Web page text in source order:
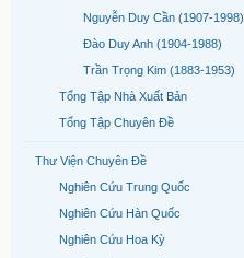
Nguyễn Duy Cần (1907-1998)
Đào Duy Anh (1904-1988)
Trần Trọng Kim (1883-1953)
Tổng Tập Nhà Xuất Bản
Tổng Tập Chuyên Đề
Thư Viện Chuyên Đề
Nghiên Cứu Trung Quốc
Nghiên Cứu Hàn Quốc
Nghiên Cứu Hoa Kỳ